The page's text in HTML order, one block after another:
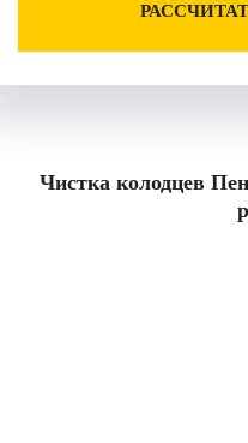
Чистка колодцев